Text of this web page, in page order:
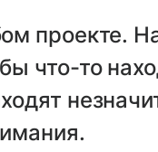
проекте.
что-то